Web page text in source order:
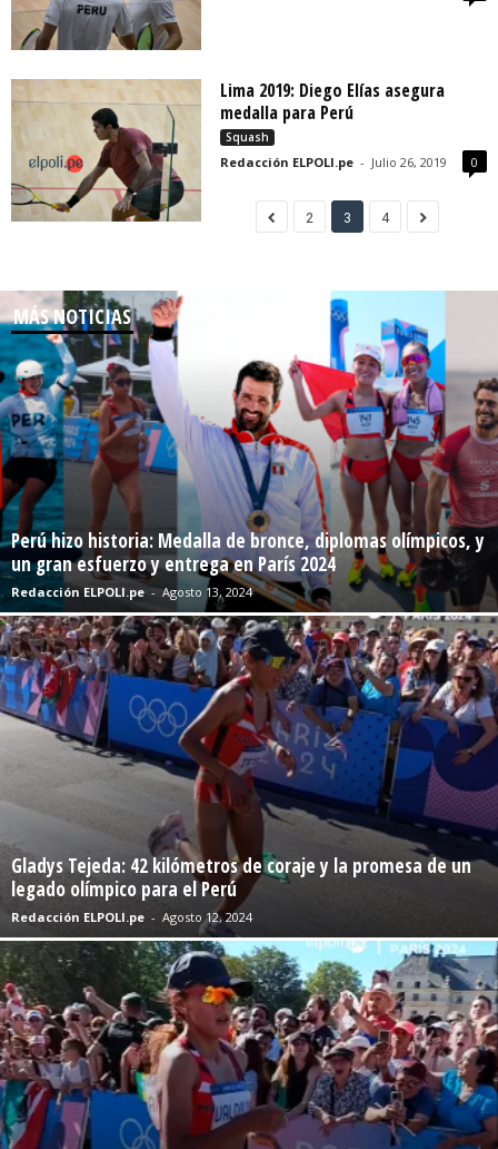
Lima 2019: Diego Elías asegura
medalla para Perú
Squash
Redacción ELPOLI.pe - Julio 26, 2019 0
2 3 4
MÁS NOTICIAS
Perú hizo historia: Medalla de bronce, diplomas olímpicos, y
un gran esfuerzo y entrega en París 2024
Redacción ELPOLI.pe - Agosto 13, 2024
Gladys Tejeda: 42 kilómetros de coraje y la promesa de un
legado olímpico para el Perú
Redacción ELPOLI.pe - Agosto 12, 2024